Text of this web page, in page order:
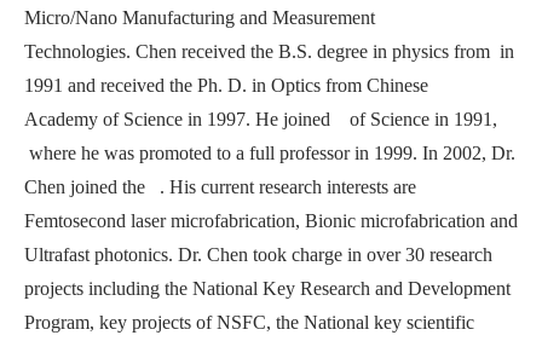
Micro/Nano Manufacturing and Measurement
Technologies. Chen received the B.S. degree in physics from in
1991 and received the Ph. D. in Optics from Chinese
Academy of Science in 1997. He joined of Science in 1991,
where he was promoted to a full professor in 1999. In 2002, Dr.
Chen joined the . His current research interests are
Femtosecond laser microfabrication, Bionic microfabrication and
Ultrafast photonics. Dr. Chen took charge in over 30 research
projects including the National Key Research and Development
Program, key projects of NSFC, the National key scientific